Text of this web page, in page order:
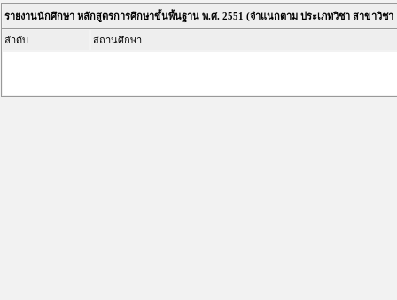
รายงานนักศึกษา หลักสูตรการศึกษาขั้นพื้นฐาน พ.ศ. 2551 (จำแนกตาม ประเภทวิชา สาขาวิช
ลำดับ สถานศึกษา